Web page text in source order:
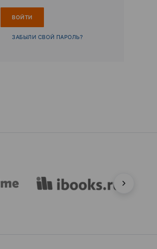
ЗАБЫЛИ СВОЙ ПАРОЛЬ?